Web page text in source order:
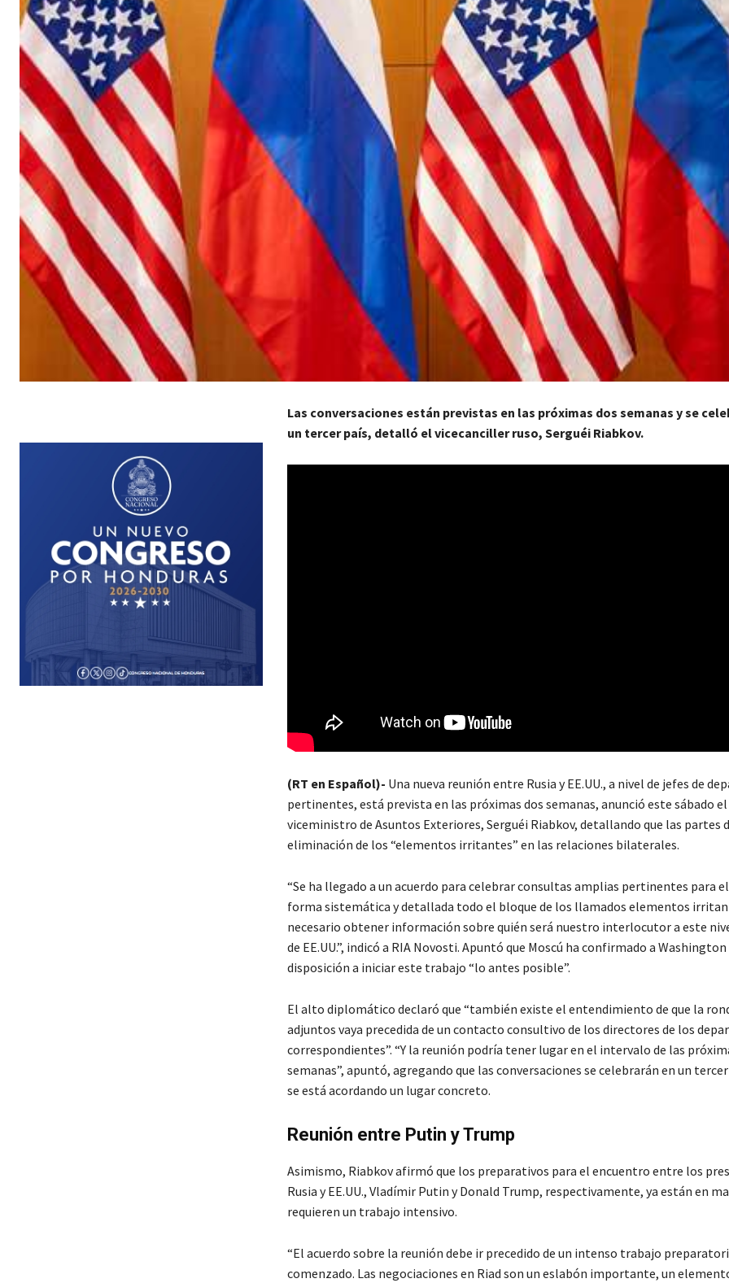
Las conversaciones están previstas en las próximas dos semanas y se
un tercer país, detalló el vicecanciller ruso, Serguéi Riabkov.
(RT en Español)- Una nueva reunión entre Rusia y EE.UU., a nivel de jefes de
pertinentes, está prevista en las próximas dos semanas, anunció este sábado el
viceministro de Asuntos Exteriores, Serguéi Riabkov, detallando que las partes
eliminación de los “elementos irritantes” en las relaciones bilaterales.
“Se ha llegado a un acuerdo para celebrar consultas amplias pertinentes para
forma sistemática y detallada todo el bloque de los llamados elementos
necesario obtener información sobre quién será nuestro interlocutor a este
de EE.UU.”, indicó a RIA Novosti. Apuntó que Moscú ha confirmado a Washington
disposición a iniciar este trabajo “lo antes posible”.
El alto diplomático declaró que “también existe el entendimiento de que la
adjuntos vaya precedida de un contacto consultivo de los directores de los
correspondientes”. “Y la reunión podría tener lugar en el intervalo de las
semanas”, apuntó, agregando que las conversaciones se celebrarán en un
se está acordando un lugar concreto.
Reunión entre Putin y Trump
Asimismo, Riabkov afirmó que los preparativos para el encuentro entre los
Rusia y EE.UU., Vladímir Putin y Donald Trump, respectivamente, ya están en
requieren un trabajo intensivo.
“El acuerdo sobre la reunión debe ir precedido de un intenso trabajo
comenzado. Las negociaciones en Riad son un eslabón importante, un